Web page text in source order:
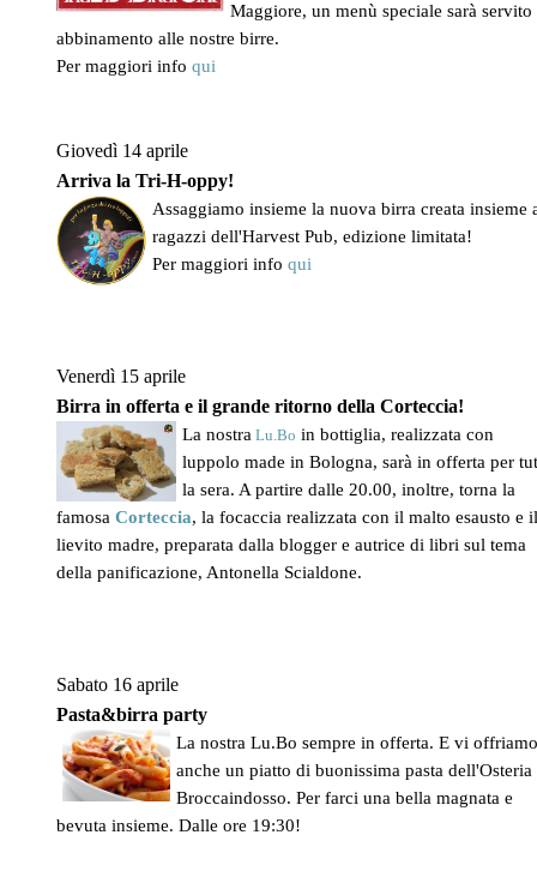
Maggiore, un menù speciale sarà
abbinamento alle nostre birre.
Per maggiori infoqui
Giovedì 14 aprile
Arriva la Tri-H-oppy!
Assaggiamo insieme la nuova birra creata insieme
ragazzi dell'Harvest Pub, edizione limitata!
Per maggiori infoqui
Venerdì 15 aprile
Birra in offerta e il grande ritorno della Corteccia!
La nostra Lu.Bo in bottiglia, realizzata con
luppolo made in Bologna, sarà in offerta per
la sera. A partire dalle 20.00, inoltre, torna la
famosaCorteccia, la focaccia realizzata con il malto esausto e
lievito madre, preparata dalla blogger e autrice di libri sul tema
della panificazione, Antonella Scialdone.
Sabato 16 aprile
Pasta&birra party
La nostra Lu.Bo sempre in offerta. E vi
anche un piatto di buonissima pasta dell'Osteria
Broccaindosso. Per farci una bella magnata e
bevuta insieme. Dalle ore 19:30!